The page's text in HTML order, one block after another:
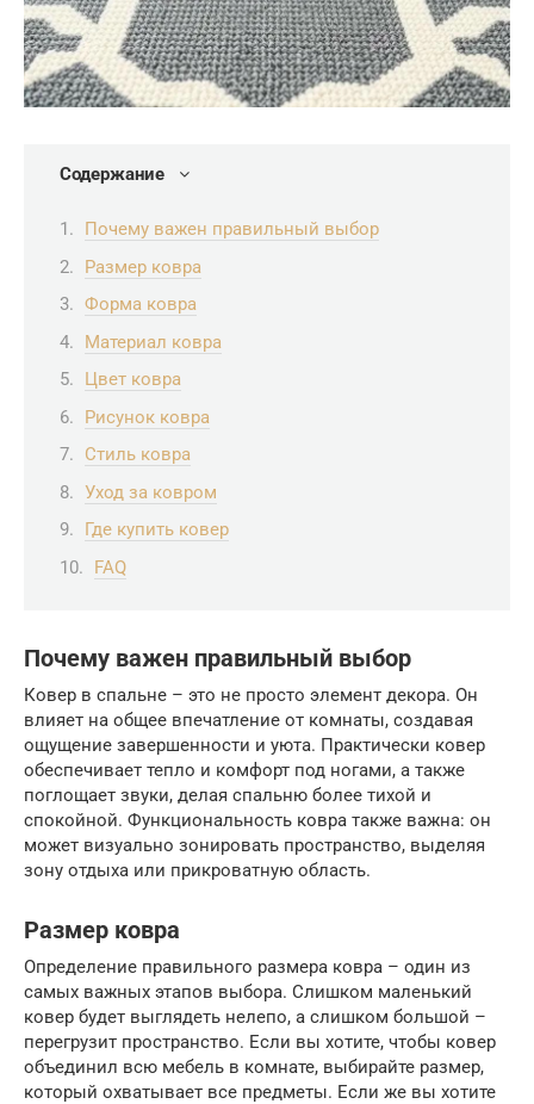
Содержание
Почему важен правильный выбор
Размер ковра
Форма ковра
Материал ковра
Цвет ковра
Рисунок ковра
Стиль ковра
Уход за ковром
Где купить ковер
FAQ
Почему важен правильный выбор
Ковер в спальне – это не просто элемент декора. Он
влияет на общее впечатление от комнаты, создавая
ощущение завершенности и уюта. Практически ковер
обеспечивает тепло и комфорт под ногами, а также
поглощает звуки, делая спальню более тихой и
спокойной. Функциональность ковра также важна: он
может визуально зонировать пространство, выделяя
зону отдыха или прикроватную область.
Размер ковра
Определение правильного размера ковра – один из
самых важных этапов выбора. Слишком маленький
ковер будет выглядеть нелепо, а слишком большой –
перегрузит пространство. Если вы хотите, чтобы ковер
объединил всю мебель в комнате, выбирайте размер,
который охватывает все предметы. Если же вы хотите